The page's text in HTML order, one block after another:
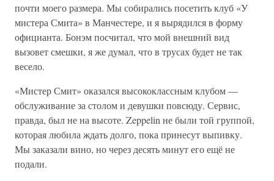
почти моего размера. Мы собирались посетить клуб «У
мистера Смита» в Манчестере, и я вырядился в форму
официанта. Бонэм посчитал, что мой внешний вид
вызовет смешки, я же думал, что в трусах будет не так
весело.
«Мистер Смит» оказался высококлассным клубом —
обслуживание за столом и девушки повсюду. Сервис,
правда, был не на высоте. Zeppelin не были той группой,
которая любила ждать долго, пока принесут выпивку.
Мы заказали вино, но через десять минут его ещё не
подали.